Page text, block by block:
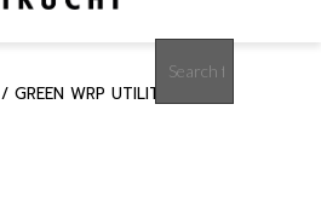
search
/ GREEN WRP UTILITY DAILY